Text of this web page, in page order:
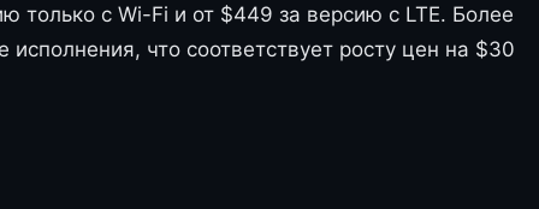
с Wi-Fi и от $449 за версию с LTE. Более
что соответствует росту цен на $30